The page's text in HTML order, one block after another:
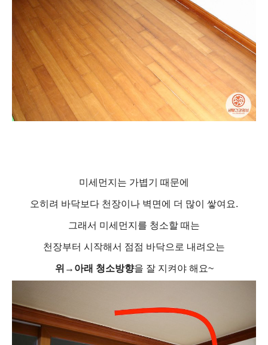
미세먼지는 가볍기 때문에
오히려 바닥보다 천장이나 벽면에 더 많이 쌓여요.
그래서 미세먼지를 청소할 때는
천장부터 시작해서 점점 바닥으로 내려오는
위→아래 청소방향을 잘 지켜야 해요~